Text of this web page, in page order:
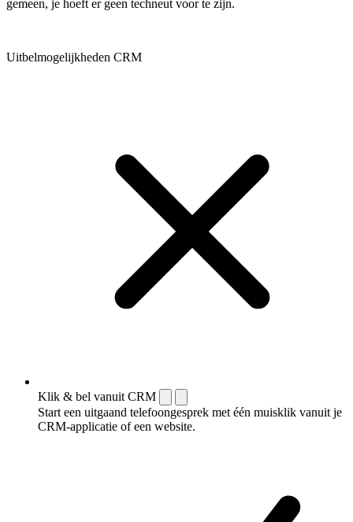
gemeen, je hoeft er geen techneut voor te zijn.
Uitbelmogelijkheden CRM
Klik & bel vanuit CRM
Start een uitgaand telefoongesprek met één muisklik vanuit je
CRM-applicatie of een website.